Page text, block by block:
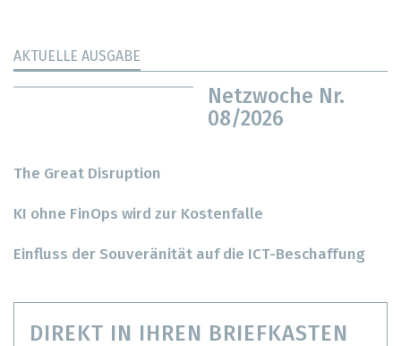
AKTUELLE AUSGABE
Netzwoche Nr.
08/2026
The Great Disruption
KI ohne FinOps wird zur Kostenfalle
Einfluss der Souveränität auf die ICT-Beschaffung
DIREKT IN IHREN BRIEFKASTEN